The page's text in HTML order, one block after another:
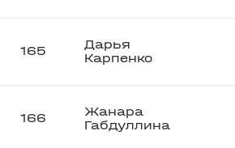
165
Дарья
Карпенко
166
Жанара
Габдуллина